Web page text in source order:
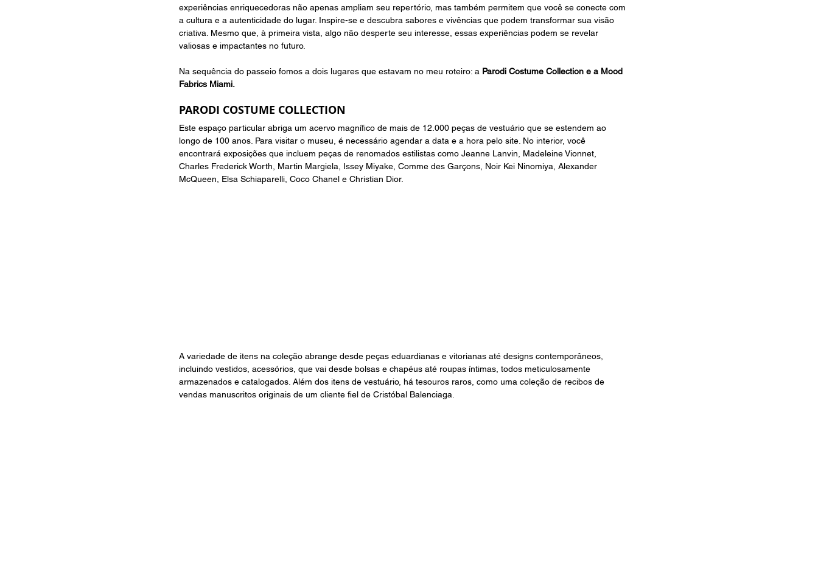
experiências enriquecedoras não apenas ampliam seu repertório, mas também permitem que você se conecte com
a cultura e a autenticidade do lugar. Inspire-se e descubra sabores e vivências que podem transformar sua visão
criativa. Mesmo que, à primeira vista, algo não desperte seu interesse, essas experiências podem se revelar
valiosas e impactantes no futuro.
Na sequência do passeio fomos a dois lugares que estavam no meu roteiro: a Parodi Costume Collection e a Mood
Fabrics Miami.
PARODI COSTUME COLLECTION
Este espaço particular abriga um acervo magnífico de mais de 12.000 peças de vestuário que se estendem ao
longo de 100 anos. Para visitar o museu, é necessário agendar a data e a hora pelo site. No interior, você
encontrará exposições que incluem peças de renomados estilistas como Jeanne Lanvin, Madeleine Vionnet,
Charles Frederick Worth, Martin Margiela, Issey Miyake, Comme des Garçons, Noir Kei Ninomiya, Alexander
McQueen, Elsa Schiaparelli, Coco Chanel e Christian Dior.
A variedade de itens na coleção abrange desde peças eduardianas e vitorianas até designs contemporâneos,
incluindo vestidos, acessórios, que vai desde bolsas e chapéus até roupas íntimas, todos meticulosamente
armazenados e catalogados. Além dos itens de vestuário, há tesouros raros, como uma coleção de recibos de
vendas manuscritos originais de um cliente fiel de Cristóbal Balenciaga.